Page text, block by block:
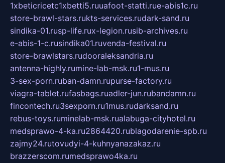
1xbeticricetc1xbetti5.ruuafoot-statti.rue-abis1c.ru
store-brawl-stars.rukts-services.rudark-sand.ru
sindika-01.rusp-life.rux-legion.rusib-archives.ru
e-abis-1-c.rusindika01.ruvenda-festival.ru
store-brawlstars.rudooraleksandria.ru
antenna-highly.rumine-lab-msk.ru1-mus.ru
3-sex-porn.ruban-damn.rupurse-factory.ru
viagra-tablet.rufasbags.ruadler-jun.rubandamn.ru
fincontech.ru3sexporn.ru1mus.rudarksand.ru
rebus-toys.ruminelab-msk.rualabuga-cityhotel.ru
medsprawo-4-ka.ru2864420.rublagodarenie-spb.ru
zajmy24.rutovudyi-4-kuhnyanazakaz.ru
brazzerscom.rumedsprawo4ka.ru